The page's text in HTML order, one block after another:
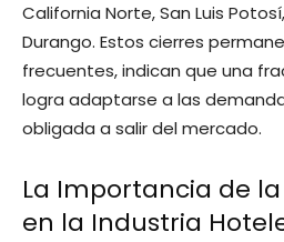
California Norte, San Luis
Durango. Estos cierres
frecuentes, indican que una
logra adaptarse a las
obligada a salir del mercado.
La Importancia de
en la Industria